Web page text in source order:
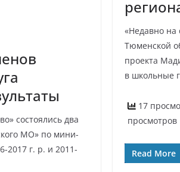
состоялись два
МО» по мини-
2017 г. р. и 2011-
«Недавно на
Тюменской
проекта
в школьные
17
просмотров
Read More